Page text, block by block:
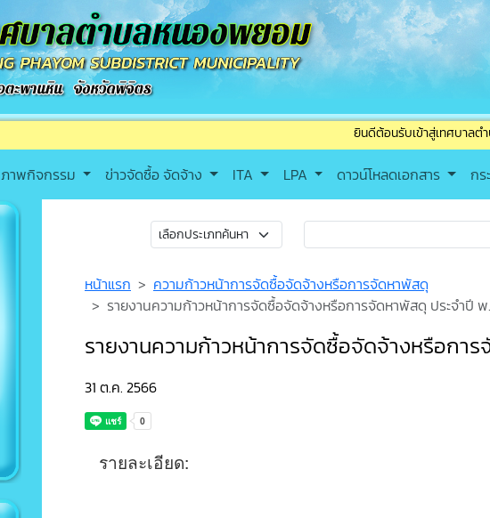
ยินดีต้อนรับเข้าสู่เทศบาลตำบลหนอง
ภาพกิจกรรม ข่าวจัดซื้อ จัดจ้าง ITA LPA ดาวน์โหลดเอกสาร กร
หน้าแรก
ความก้าวหน้าการจัดซื้อจัดจ้างหรือการจัดหาพัสดุ
รายงานความก้าวหน้าการจัดซื้อจัดจ้างหรือการจัดหาพัสดุ ประจำปี
รายงานความก้าวหน้าการจัดซื้อจัดจ้างหรือกา
31 ต.ค. 2566
รายละเอียด: